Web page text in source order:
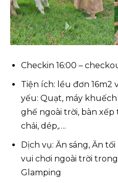
Checkin 16:00 –
Tiện ích: lều đơn 16m2
yếu: Quạt, máy
ghế ngoài trời, bàn
chải, dép,….
Dịch vụ: Ăn sáng, Ăn
vui chơi ngoài trời
Glamping